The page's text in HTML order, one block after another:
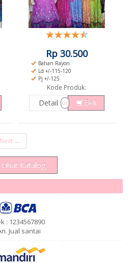
Rp 30.500
Bahan Rayon
Ld +/-115-120
Pj +/-125
Kode Produk:
Detail or Beli
Next →
Lihat Katalog
: 1234567890
Jual santai